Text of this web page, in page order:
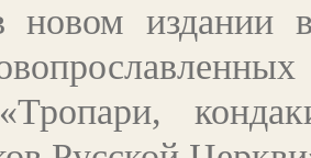
новом издании